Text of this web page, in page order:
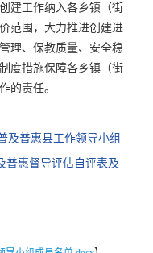
建工作纳入各乡镇（街
范围，大力推进创建进
理、保教质量、安全稳
度措施保障各乡镇（街
的责任。
及普惠县工作领导小组
普惠督导评估自评表及